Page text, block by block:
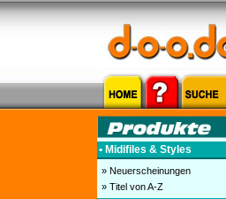
• Midifiles & Styles
» Neuerscheinungen
» Titel von A-Z